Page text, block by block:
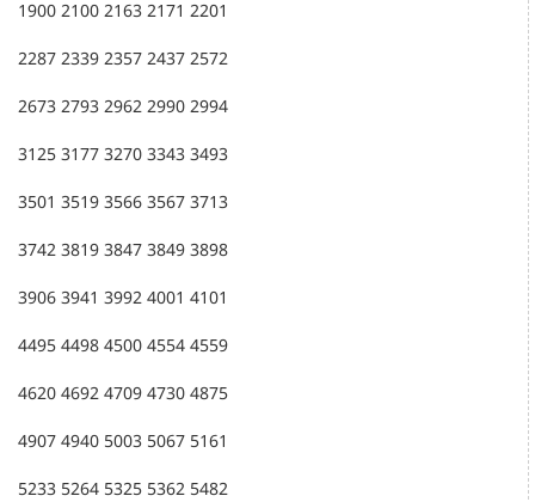
1900 2100 2163 2171 2201
2287 2339 2357 2437 2572
2673 2793 2962 2990 2994
3125 3177 3270 3343 3493
3501 3519 3566 3567 3713
3742 3819 3847 3849 3898
3906 3941 3992 4001 4101
4495 4498 4500 4554 4559
4620 4692 4709 4730 4875
4907 4940 5003 5067 5161
5233 5264 5325 5362 5482